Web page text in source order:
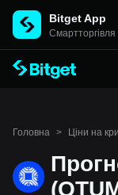
Bitget App
Головна > Ціни на